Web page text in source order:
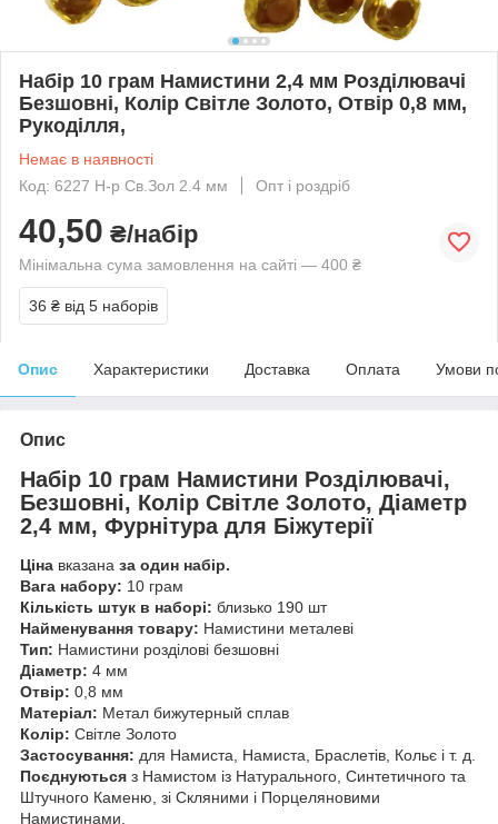
Набір 10 грам Намистини 2,4 мм Розділювачі
Безшовні, Колір Світле Золото, Отвір 0,8 мм,
Рукоділля,
Немає в наявності
Код: 6227 Н-р Св.Зол 2.4 мм
Опт і роздріб
40,50 ₴/набір
Мінімальна сума замовлення на сайті — 400 ₴
36 ₴ від 5 наборів
Опис Характеристики Доставка Оплата Умови
Опис
Набір 10 грам Намистини Розділювачі,
Безшовні, Колір Світле Золото, Діаметр
2,4 мм, Фурнітура для Біжутерії
Ціна вказана за один набір.
Вага набору: 10 грам
Кількість штук в наборі: близько 190 шт
Найменування товару: Намистини металеві
Тип: Намистини розділові безшовні
Діаметр: 4 мм
Отвір: 0,8 мм
Матеріал: Метал бижутерный сплав
Колір: Світле Золото
Застосування: для Намиста, Намиста, Браслетів, Кольє і т. д.
Поєднуються з Намистом із Натурального, Синтетичного та
Штучного Каменю, зі Скляними і Порцеляновими
Намистинами.